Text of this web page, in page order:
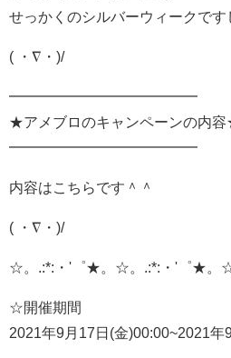
せっかくのシルバーウィークです
( ・∇・)/
━━━━━━━━━━━━━
★アメブロのキャンペーンの内
━━━━━━━━━━━━━
内容はこちらです＾＾
( ・∇・)/
☆。.:*:・'゜★。☆。.:*:・'゜★。☆
☆開催期間
2021年9月17日(金)00:00~2021年